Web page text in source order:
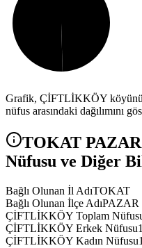
Grafik, ÇİFTLİKKÖY
nüfus arasındaki dağılımını
TOKAT PAZAR
Nüfusu ve Diğer
Bağlı Olunan İl AdıTOKAT
Bağlı Olunan İlçe AdıPAZAR
ÇİFTLİKKÖY Toplam
ÇİFTLİKKÖY Erkek Nüfusu
ÇİFTLİKKÖY Kadın Nüfusu